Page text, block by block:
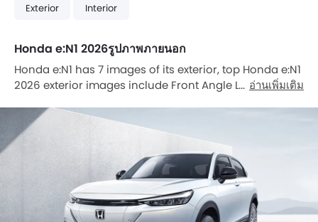
Thailand.
Exterior Interior
Honda e:N1 2026รูปภาพภายนอก
Honda e:N1 has 7 images of its exterior, top Honda e:N1
2026 exterior images include Front Angle Low View,
Medium Angle Front View.
อ่านเพิ่มเติม